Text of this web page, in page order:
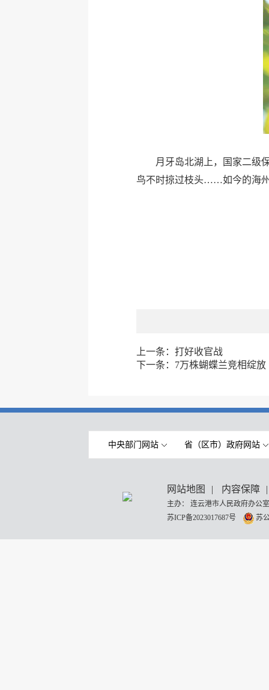
月牙岛北湖上，国家二级
鸟不时掠过枝头……如今的海州
上一条： 打好收官战
下一条： 7万株蝴蝶兰竞相绽放
中央部门网站 省（区市）政府网站
网站地图 | 内容保障 |
主办： 连云港市人民政府办
苏ICP备2023017687号
苏